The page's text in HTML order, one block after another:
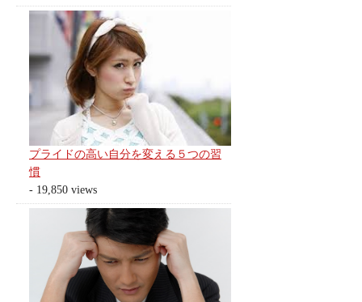
プライドの高い自分を変える５つの習
慣
- 19,850 views